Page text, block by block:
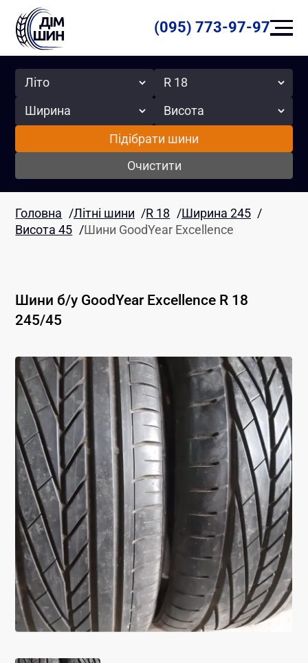
(095) 773-97-97
Сезон Радіус
Ширина Висота
Підібрати шини
Очистити
Головна /Літні шини /R 18 /Ширина 245 /
Висота 45 /Шини GoodYear Excellence
Шини б/у GoodYear Excellence R 18
245/45